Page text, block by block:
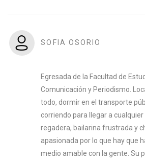
SOFIA OSORIO
Egresada de la Facultad de
Comunicación y Periodismo.
todo, dormir en el transporte
corriendo para llegar a
regadera, bailarina frustrada y
apasionada por lo que hay que
medio amable con la gente. Su